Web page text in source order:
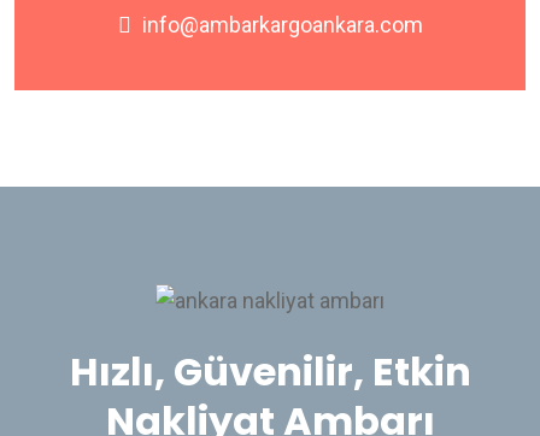
info@ambarkargoankara.com
Hızlı, Güvenilir, Etkin
Nakliyat Ambarı